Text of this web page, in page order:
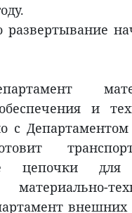
развертывание
и
с
цепочки для
внешних